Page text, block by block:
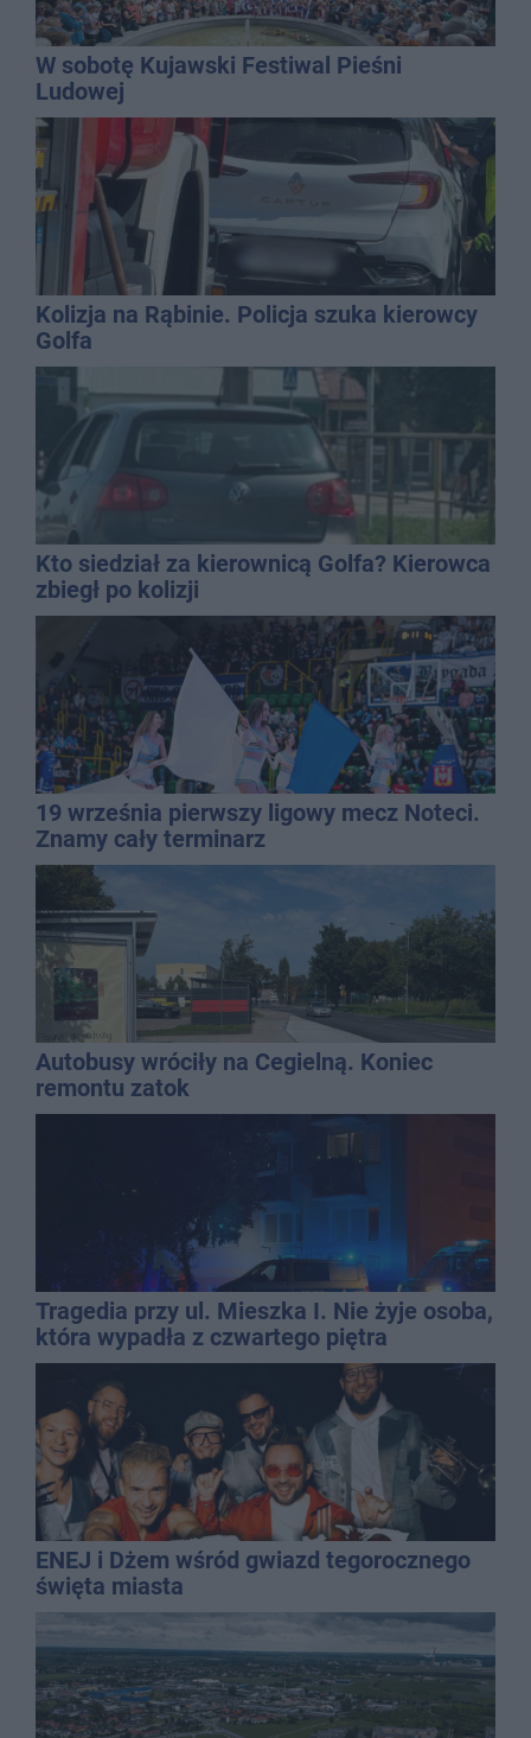
W sobotę Kujawski Festiwal Pieśni
Ludowej
Kolizja na Rąbinie. Policja szuka kierowcy
Golfa
Kto siedział za kierownicą Golfa? Kierowca
zbiegł po kolizji
19 września pierwszy ligowy mecz Noteci.
Znamy cały terminarz
Autobusy wróciły na Cegielną. Koniec
remontu zatok
Tragedia przy ul. Mieszka I. Nie żyje osoba,
która wypadła z czwartego piętra
ENEJ i Dżem wśród gwiazd tegorocznego
święta miasta